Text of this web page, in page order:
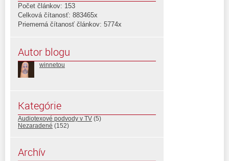
Počet článkov: 153
Celková čítanosť: 883465x
Priemerná čítanosť článkov: 5774x
Autor blogu
winnetou
Kategórie
Audiotexové podvody v TV (5)
Nezaradené (152)
Archív